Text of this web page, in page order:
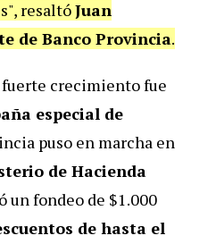
resaltóJuan
de Banco Provincia.
crecimiento fue
especial de
puso en marcha en
de Hacienda
un fondeo de $1.000
de hasta el